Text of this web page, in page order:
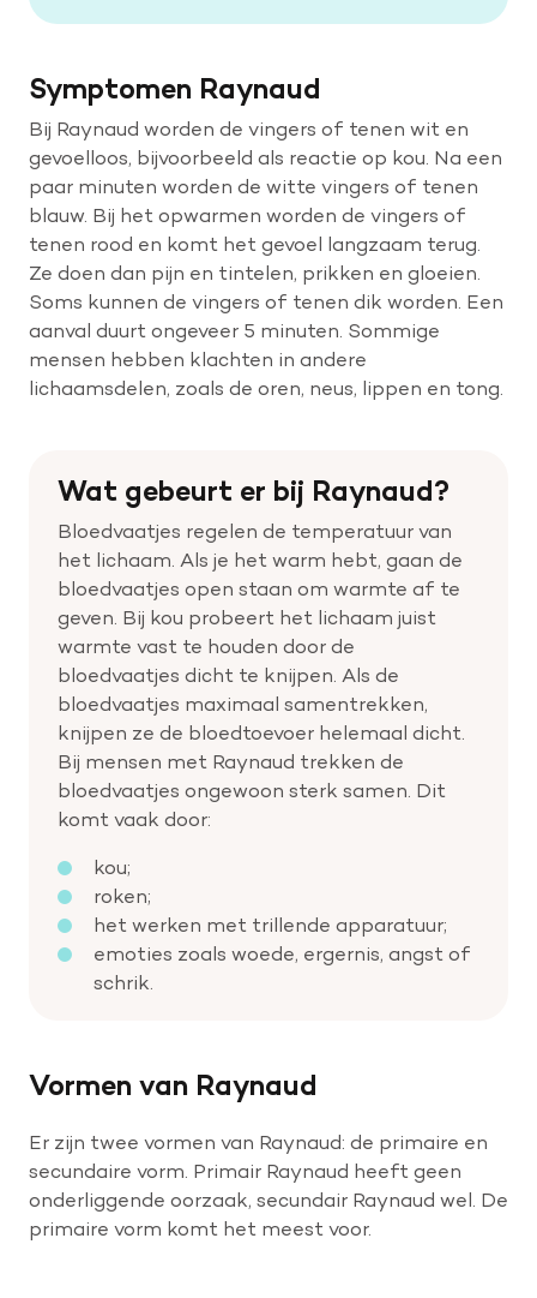
Doneer
Symptomen Raynaud
Bij Raynaud worden de vingers of tenen wit en
gevoelloos, bijvoorbeeld als reactie op kou. Na een
paar minuten worden de witte vingers of tenen
blauw. Bij het opwarmen worden de vingers of
tenen rood en komt het gevoel langzaam terug.
Ze doen dan pijn en tintelen, prikken en gloeien.
Soms kunnen de vingers of tenen dik worden. Een
aanval duurt ongeveer 5 minuten. Sommige
mensen hebben klachten in andere
lichaamsdelen, zoals de oren, neus, lippen en tong.
Wat gebeurt er bij Raynaud?
Bloedvaatjes regelen de temperatuur van
het lichaam. Als je het warm hebt, gaan de
bloedvaatjes open staan om warmte af te
geven. Bij kou probeert het lichaam juist
warmte vast te houden door de
bloedvaatjes dicht te knijpen. Als de
bloedvaatjes maximaal samentrekken,
knijpen ze de bloedtoevoer helemaal dicht.
Bij mensen met Raynaud trekken de
bloedvaatjes ongewoon sterk samen. Dit
komt vaak door:
kou;
roken;
het werken met trillende apparatuur;
emoties zoals woede, ergernis, angst of
schrik.
Vormen van Raynaud
Er zijn twee vormen van Raynaud: de primaire en
secundaire vorm. Primair Raynaud heeft geen
onderliggende oorzaak, secundair Raynaud wel. De
primaire vorm komt het meest voor.